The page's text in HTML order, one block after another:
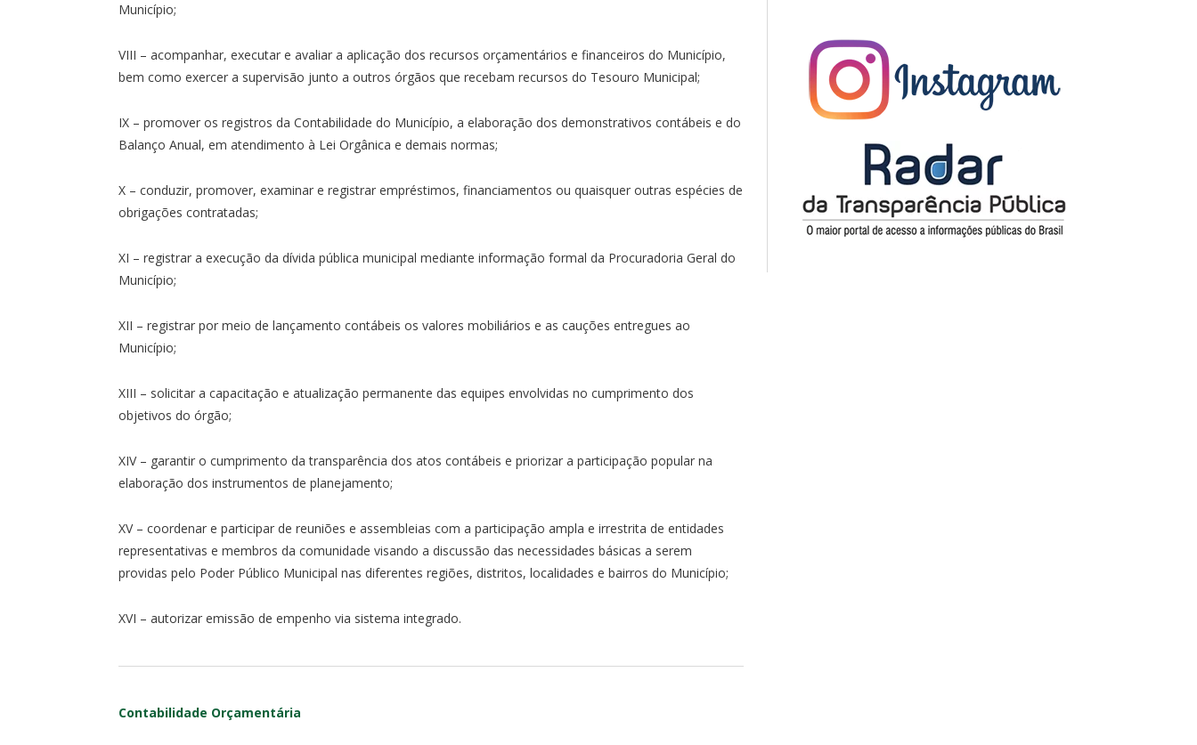
Município;
VIII – acompanhar, executar e avaliar a aplicação dos recursos orçamentários e financeiros do Município,
bem como exercer a supervisão junto a outros órgãos que recebam recursos do Tesouro Municipal;
IX – promover os registros da Contabilidade do Município, a elaboração dos demonstrativos contábeis e do
Balanço Anual, em atendimento à Lei Orgânica e demais normas;
X – conduzir, promover, examinar e registrar empréstimos, financiamentos ou quaisquer outras espécies de
obrigações contratadas;
XI – registrar a execução da dívida pública municipal mediante informação formal da Procuradoria Geral do
Município;
XII – registrar por meio de lançamento contábeis os valores mobiliários e as cauções entregues ao
Município;
XIII – solicitar a capacitação e atualização permanente das equipes envolvidas no cumprimento dos
objetivos do órgão;
XIV – garantir o cumprimento da transparência dos atos contábeis e priorizar a participação popular na
elaboração dos instrumentos de planejamento;
XV – coordenar e participar de reuniões e assembleias com a participação ampla e irrestrita de entidades
representativas e membros da comunidade visando a discussão das necessidades básicas a serem
providas pelo Poder Público Municipal nas diferentes regiões, distritos, localidades e bairros do Município;
XVI – autorizar emissão de empenho via sistema integrado.
Contabilidade Orçamentária